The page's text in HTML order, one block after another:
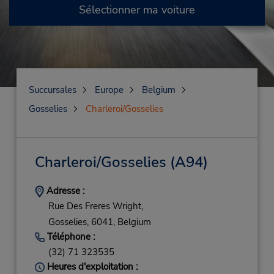
Sélectionner ma voiture
Succursales Europe
Belgium
Gosselies
Charleroi/Gosselies
Charleroi/Gosselies (A94)
Adresse :
Rue Des Freres Wright,
Gosselies, 6041, Belgium
Téléphone :
(32) 71 323535
Heures d'exploitation :